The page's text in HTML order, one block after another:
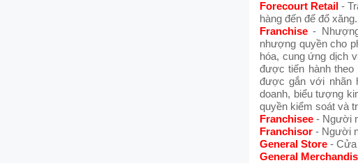
Forecourt Retail -
hàng đến để đổ xăng.
Franchise -
nhượng quyền cho
hóa, cung ứng dịch
được tiến hành
được gắn với nhãn
doanh, biểu tượng
quyền kiểm soát và
Franchisee - Người
Franchisor - Người
General Store - Cửa
General